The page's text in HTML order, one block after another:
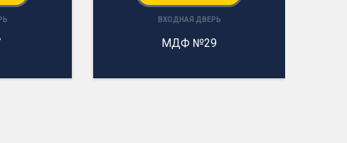
ВХОДНАЯ ДВЕРЬ
МДФ №29